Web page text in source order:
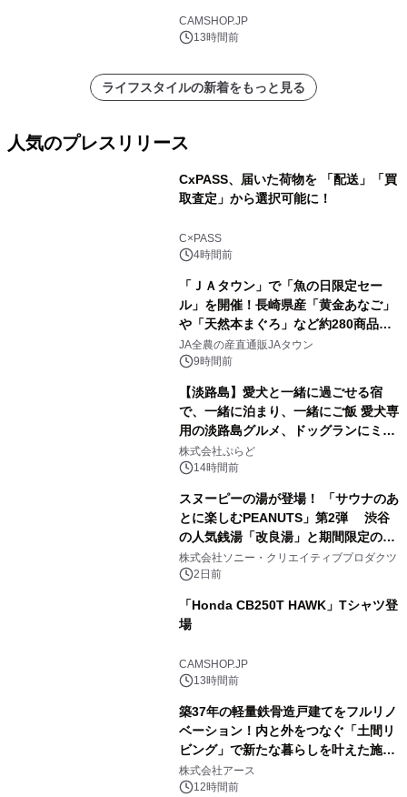
CAMSHOP.JP
13時間前
ライフスタイルの新着をもっと見る
人気のプレスリリース
CxPASS、届いた荷物を 「配送」「買
取査定」から選択可能に！
C×PASS
4時間前
「ＪＡタウン」で「魚の日限定セー
ル」を開催！長崎県産「黄金あなご」
や「天然本まぐろ」など約280商品を
販売！～毎月１０日の定例企画～
JA全農の産直通販JAタウン
9時間前
【淡路島】愛犬と一緒に過ごせる宿
で、一緒に泊まり、一緒にご飯 愛犬専
用の淡路島グルメ、ドッグランにミニ
プール グランピングとトレーラーハウ
スの2施設で
株式会社ぷらど
14時間前
スヌーピーの湯が登場！ 「サウナのあ
とに楽しむPEANUTS」第2弾 渋谷
の人気銭湯「改良湯」と期間限定のコ
ラボレーション サウナイキタイコラ
ボグッズも発売決定！
株式会社ソニー・クリエイティブプロダクツ
2日前
「Honda CB250T HAWK」Tシャツ登
場
CAMSHOP.JP
13時間前
築37年の軽量鉄骨造戸建てをフルリノ
ベーション！内と外をつなぐ「土間リ
ビング」で新たな暮らしを叶えた施工
事例を株式会社アースが公開
株式会社アース
12時間前